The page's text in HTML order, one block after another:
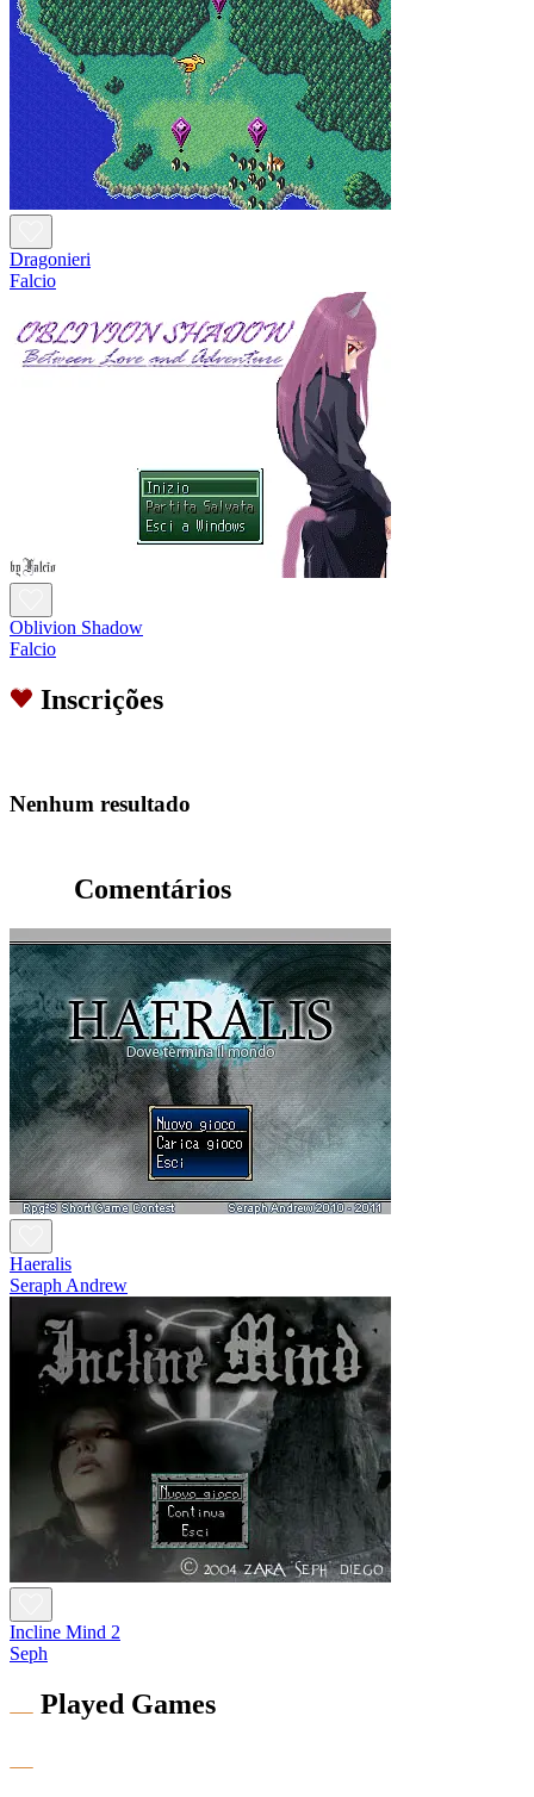
Dragonieri
Falcio
Oblivion Shadow
Falcio
Inscrições
Nenhum resultado
Comentários
Haeralis
Seraph Andrew
Incline Mind 2
Seph
Played Games